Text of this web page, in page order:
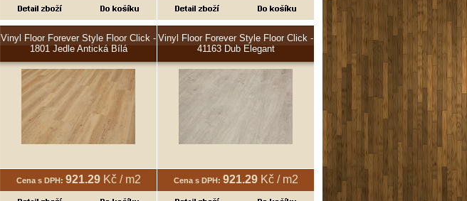
Vinyl Floor Forever Style Floor Click -
1801 Jedle Antická Bílá
Cena s DPH: 921.29Kč / m2
Vinyl Floor Forever Style Floor Click -
41163 Dub Elegant
Cena s DPH: 921.29Kč / m2